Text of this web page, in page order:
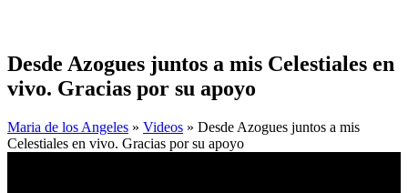
Desde Azogues juntos a mis Celestiales en
vivo. Gracias por su apoyo
Maria de los Angeles » Videos » Desde Azogues juntos a mis
Celestiales en vivo. Gracias por su apoyo